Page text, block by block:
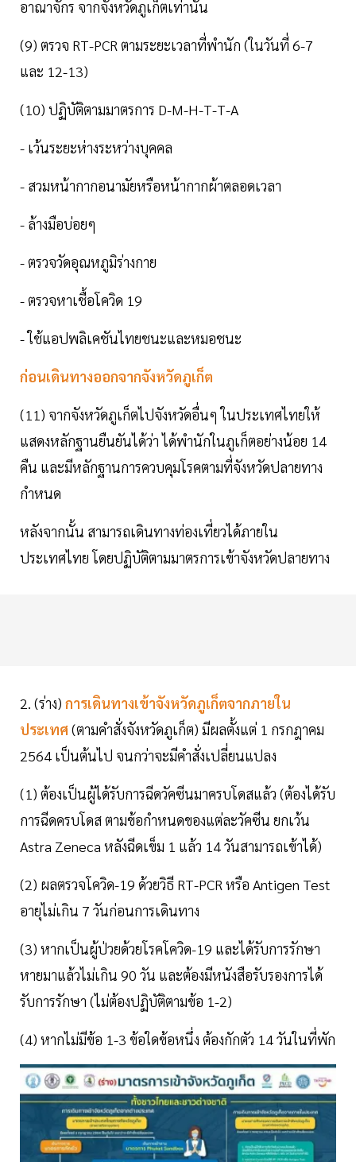
อาณาจักร จากจังหวัดภูเก็ตเท่านั้น
(9) ตรวจ RT-PCR ตามระยะเวลาที่พำนัก (ในวันที่ 6-7
และ 12-13)
(10) ปฏิบัติตามมาตรการ D-M-H-T-T-A
- เว้นระยะห่างระหว่างบุคคล
- สวมหน้ากากอนามัยหรือหน้ากากผ้าตลอดเวลา
- ล้างมือบ่อยๆ
- ตรวจวัดอุณหภูมิร่างกาย
- ตรวจหาเชื้อโควิด 19
- ใช้แอปพลิเคชันไทยชนะและหมอชนะ
ก่อนเดินทางออกจากจังหวัดภูเก็ต
(11) จากจังหวัดภูเก็ตไปจังหวัดอื่นๆ ในประเทศไทยให้
แสดงหลักฐานยืนยันได้ว่า ได้พำนักในภูเก็ตอย่างน้อย 14
คืน และมีหลักฐานการควบคุมโรคตามที่จังหวัดปลายทาง
กำหนด
หลังจากนั้น สามารถเดินทางท่องเที่ยวได้ภายใน
ประเทศไทย โดยปฏิบัติตามมาตรการเข้าจังหวัดปลายทาง
2. (ร่าง) การเดินทางเข้าจังหวัดภูเก็ตจากภายใน
ประเทศ(ตามคำสั่งจังหวัดภูเก็ต) มีผลตั้งแต่ 1 กรกฎาคม
2564 เป็นต้นไป จนกว่าจะมีคำสั่งเปลี่ยนแปลง
(1) ต้องเป็นผู้ได้รับการฉีดวัคซีนมาครบโดสแล้ว (ต้องได้รับ
การฉีดครบโดส ตามข้อกำหนดของแต่ละวัคซีน ยกเว้น
Astra Zeneca หลังฉีดเข็ม 1 แล้ว 14 วันสามารถเข้าได้)
(2) ผลตรวจโควิด-19 ด้วยวิธี RT-PCR หรือ Antigen Test
อายุไม่เกิน 7 วันก่อนการเดินทาง
(3) หากเป็นผู้ป่วยด้วยโรคโควิด-19 และได้รับการรักษา
หายมาแล้วไม่เกิน 90 วัน และต้องมีหนังสือรับรองการได้
รับการรักษา (ไม่ต้องปฏิบัติตามข้อ 1-2)
(4) หากไม่มีข้อ 1-3 ข้อใดข้อหนึ่ง ต้องกักตัว 14 วันในที่พัก